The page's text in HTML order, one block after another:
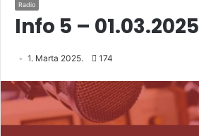
Radio
Info 5 – 01.03.2025
1. Marta 2025. 174